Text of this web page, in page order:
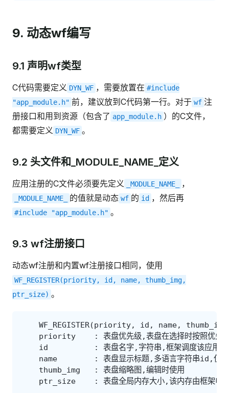
9. 动态wf编写
9.1 声明wf类型
C代码需要定义 DYN_WF ，需要放置在 #include
"app_module.h" 前，建议放到C代码第一行。对于 wf 注
册接口和用到资源（包含了 app_module.h ）的C文件，
都需要定义 DYN_WF 。
9.2 头文件和_MODULE_NAME_定义
应用注册的C文件必须要先定义 _MODULE_NAME_ ，
_MODULE_NAME_ 的值就是动态 wf 的 id ，然后再
#include "app_module.h" 。
9.3 wf注册接口
动态wf注册和内置wf注册接口相同，使用
WF_REGISTER(priority, id, name,
thumb_img,
ptr_size) 。
WF_REGISTER(priority, id , name, thumb_img
priority
: 表盘优先级 ,表盘在选择时按照优先
id
: 表盘名字, 字符串 ,框架调度该应用
name
: 表盘显示标题, 多语言字符串id ,仅
thumb_img
: 表盘缩略图 ,编辑时使用
ptr_size
: 表盘全局内存大小,该内存由框架申